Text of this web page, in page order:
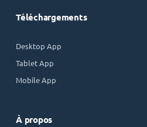
Téléchargements
Desktop App
Tablet App
Mobile App
À propos